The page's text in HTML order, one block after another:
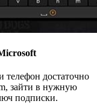
телефон достаточно
зайти в нужную
подписки.